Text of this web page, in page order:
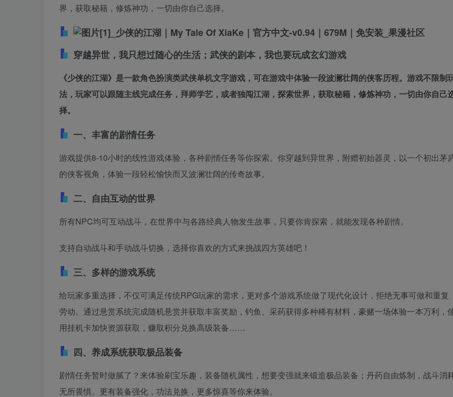
界，获取秘籍，修炼神功，一切由你自己选择。
穿越异世，我只想过随心的生活；武侠的剧本，我也要玩成玄幻游戏
《少侠的江湖》是一款角色扮演类武侠单机文字游戏，可在游戏中体验一段波澜壮阔的侠客历程。游戏不限制
法，玩家可以跟随主线完成任务，拜师学艺，或者独闯江湖，探索世界，获取秘籍，修炼神功，一切由你自己
择。
一、丰富的剧情任务
游戏提供8-10小时的线性游戏体验，各种剧情任务等你探索。你穿越到异世界，附赠初始器灵，以一个初出茅
的侠客视角，体验一段轻松愉快而又波澜壮阔的传奇故事。
二、自由互动的世界
所有NPC均可互动战斗，在世界中与各路经典人物发生故事，只要你肯探索，就能发现各种剧情。
支持自动战斗和手动战斗切换，选择你喜欢的方式来挑战四方英雄吧！
三、多样的游戏系统
给玩家多重选择，不仅可满足传统RPG玩家的需求，更对多个游戏系统做了现代化设计，拒绝无事可做和重复
劳动。通过悬赏系统完成随机悬赏并获取丰富奖励，钓鱼、采药获得多种稀有材料，豪赌一场体验一本万利，
用挂机卡加快资源获取，赚取积分兑换高级装备……
四、养成系统获取极品装备
剧情任务暂时做腻了？来体验刷宝乐趣，装备随机属性，想要变强就来锻造极品装备；丹药自由炼制，战斗消
无所畏惧。更有装备强化，功法兑换，更多惊喜等你来体验。